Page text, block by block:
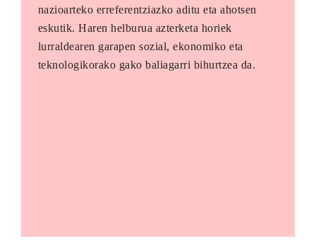
nazioarteko erreferentziazko aditu eta ahotsen
eskutik. Haren helburua azterketa horiek
lurraldearen garapen sozial, ekonomiko eta
teknologikorako gako baliagarri bihurtzea da.